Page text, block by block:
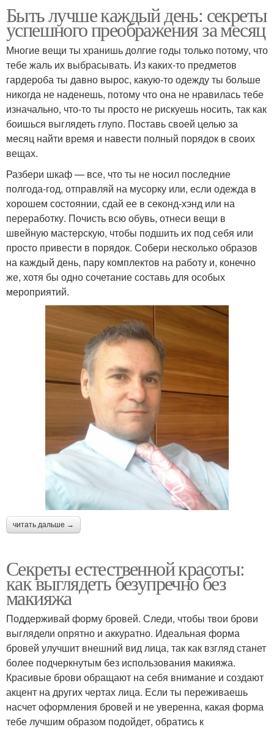
Быть лучше каждый день: секреты
успешного преображения за месяц
Многие вещи ты хранишь долгие годы только потому, что
тебе жаль их выбрасывать. Из каких-то предметов
гардероба ты давно вырос, какую-то одежду ты больше
никогда не наденешь, потому что она не нравилась тебе
изначально, что-то ты просто не рискуешь носить, так как
боишься выглядеть глупо. Поставь своей целью за
месяц найти время и навести полный порядок в своих
вещах.
Разбери шкаф — все, что ты не носил последние
полгода-год, отправляй на мусорку или, если одежда в
хорошем состоянии, сдай ее в секонд-хэнд или на
переработку. Почисть всю обувь, отнеси вещи в
швейную мастерскую, чтобы подшить их под себя или
просто привести в порядок. Собери несколько образов
на каждый день, пару комплектов на работу и, конечно
же, хотя бы одно сочетание составь для особых
мероприятий.
читать дальше →
Секреты естественной красоты:
как выглядеть безупречно без
макияжа
Поддерживай форму бровей. Следи, чтобы твои брови
выглядели опрятно и аккуратно. Идеальная форма
бровей улучшит внешний вид лица, так как взгляд станет
более подчеркнутым без использования макияжа.
Красивые брови обращают на себя внимание и создают
акцент на других чертах лица. Если ты переживаешь
насчет оформления бровей и не уверенна, какая форма
тебе лучшим образом подойдет, обратись к